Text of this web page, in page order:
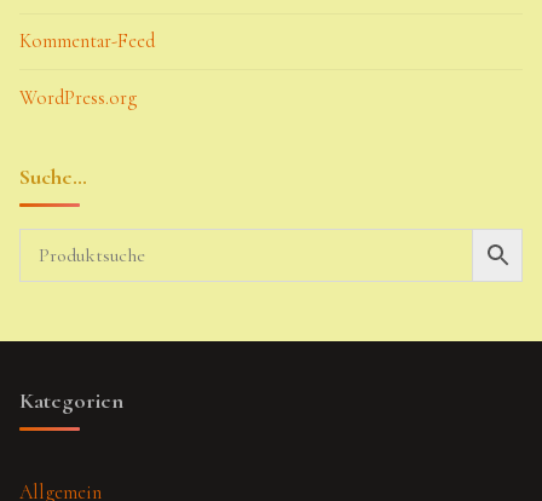
Kommentar-Feed
WordPress.org
Suche…
Kategorien
Allgemein